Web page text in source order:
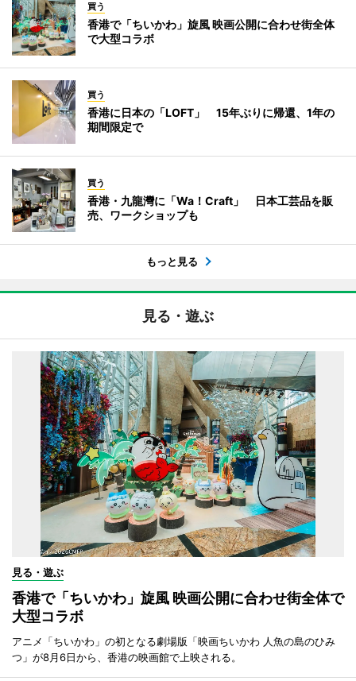
買う
香港で「ちいかわ」旋風 映画公開に合わせ街全体
で大型コラボ
買う
香港に日本の「LOFT」 15年ぶりに帰還、1年の
期間限定で
買う
香港・九龍灣に「Wa！Craft」 日本工芸品を販
売、ワークショップも
もっと見る
見る・遊ぶ
見る・遊ぶ
香港で「ちいかわ」旋風 映画公開に合わせ街全体で
大型コラボ
アニメ「ちいかわ」の初となる劇場版「映画ちいかわ 人魚の島のひみ
つ」が8月6日から、香港の映画館で上映される。